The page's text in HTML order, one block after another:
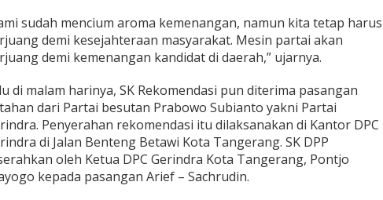
sudah mencium aroma kemenangan, namun kita tetap harus
demi kesejahteraan masyarakat. Mesin partai akan
demi kemenangan kandidat di daerah,” ujarnya.
di malam harinya, SK Rekomendasi pun diterima pasangan
dari Partai besutan Prabowo Subianto yakni Partai
Penyerahan rekomendasi itu dilaksanakan di Kantor DPC
di Jalan Benteng Betawi Kota Tangerang. SK DPP
oleh Ketua DPC Gerindra Kota Tangerang, Pontjo
kepada pasangan Arief – Sachrudin.